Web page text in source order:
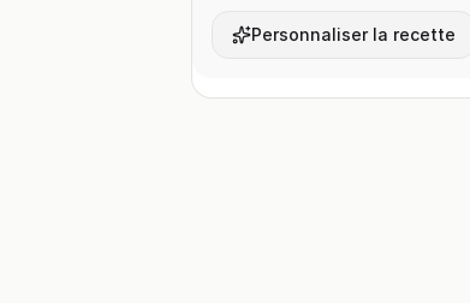
Personnaliser la recette